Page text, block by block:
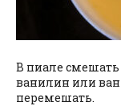
В пиале смешать
ванилин или
перемешать.